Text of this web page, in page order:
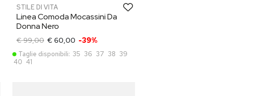
STILE DI VITA
Linea Comoda Mocassini Da
Donna Nero
€ 99,00 € 60,00 -39%
Taglie disponibili: 35 36 37 38 39
40 41